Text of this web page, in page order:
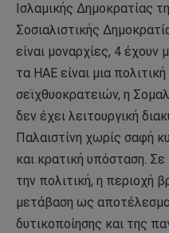
Ισλαμικής Δημοκρατίας
Σοσιαλιστικής
είναι μοναρχίες, 4 έχουν
τα ΗΑΕ είναι μια
σεϊχθυοκρατειών, η
δεν έχει λειτουργική
Παλαιστίνη χωρίς σαφή
και κρατική υπόσταση.
την πολιτική, η περιοχή
μετάβαση ως
δυτικοποίησης και της